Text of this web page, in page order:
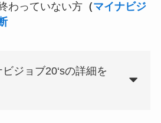
わっていない方（マイナビジ
ジョブ20‘sの詳細を